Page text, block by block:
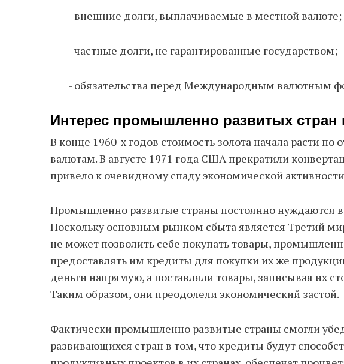
- внешние долги, выплачиваемые в местной валюте;
- частные долги, не гарантированные государством;
- обязательства перед Международным валютным
Интерес промышленно развитых стран
В конце 1960-х годов стоимость золота начала расти
валютам. В августе 1971 года США прекратили
привело к очевидному спаду экономической
Промышленно развитые страны постоянно нуждаются
Поскольку основным рынком сбыта является Третий
не может позволить себе покупать товары,
предоставлять им кредиты для покупки их же
деньги напрямую, а поставляли товары, записывая их
Таким образом, они преодолели экономический застой.
Фактически промышленно развитые страны смогли
развивающихся стран в том, что кредиты будут